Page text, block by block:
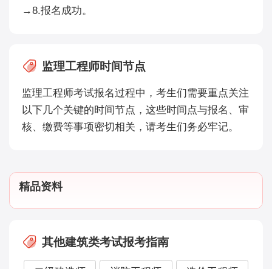
→8.报名成功。
监理工程师时间节点
监理工程师考试报名过程中，考生们需要重点关注
以下几个关键的时间节点，这些时间点与报名、审
核、缴费等事项密切相关，请考生们务必牢记。
精品资料
其他建筑类考试报考指南